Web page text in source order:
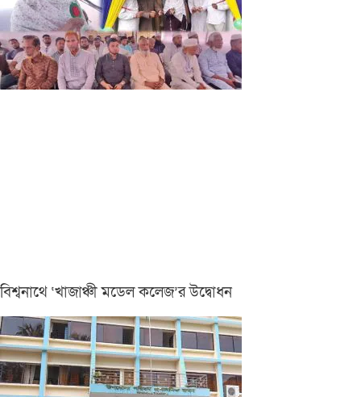
বিশ্বনাথে ‘খাজাঞ্চী মডেল কলেজ’র উদ্বোধন